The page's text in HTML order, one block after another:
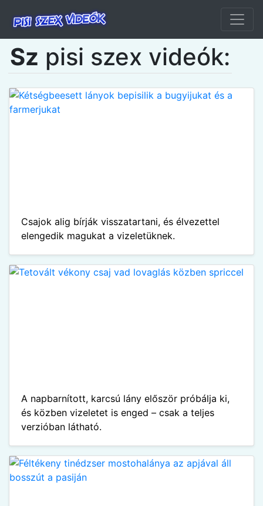
Sz pisi szex videók:
Csajok alig bírják visszatartani, és élvezettel
elengedik magukat a vizeletüknek.
A napbarnított, karcsú lány először próbálja ki,
és közben vizeletet is enged – csak a teljes
verzióban látható.